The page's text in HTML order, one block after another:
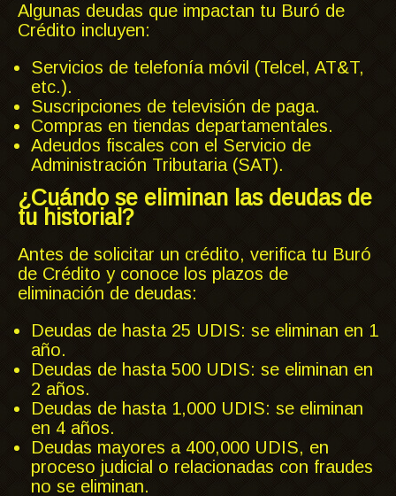
Algunas deudas que impactan tu Buró de
Crédito incluyen:
Servicios de telefonía móvil (Telcel, AT&T,
etc.).
Suscripciones de televisión de paga.
Compras en tiendas departamentales.
Adeudos fiscales con el Servicio de
Administración Tributaria (SAT).
¿Cuándo se eliminan las deudas de
tu historial?
Antes de solicitar un crédito, verifica tu Buró
de Crédito y conoce los plazos de
eliminación de deudas:
Deudas de hasta 25 UDIS: se eliminan en 1
año.
Deudas de hasta 500 UDIS: se eliminan en
2 años.
Deudas de hasta 1,000 UDIS: se eliminan
en 4 años.
Deudas mayores a 400,000 UDIS, en
proceso judicial o relacionadas con fraudes
no se eliminan.